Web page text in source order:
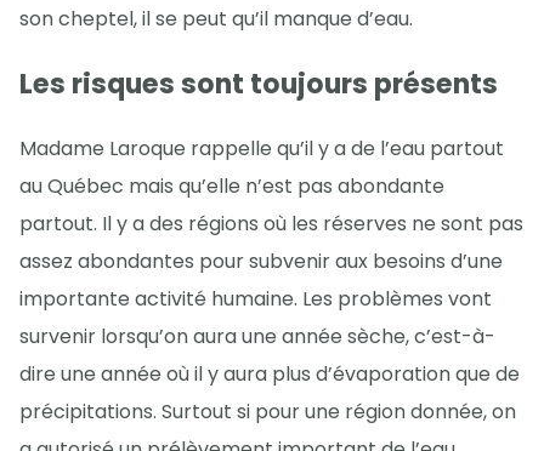
son cheptel, il se peut qu’il manque d’eau.
Les risques sont toujours présents
Madame Laroque rappelle qu’il y a de l’eau partout
au Québec mais qu’elle n’est pas abondante
partout. Il y a des régions où les réserves ne sont pas
assez abondantes pour subvenir aux besoins d’une
importante activité humaine. Les problèmes vont
survenir lorsqu’on aura une année sèche, c’est-à-
dire une année où il y aura plus d’évaporation que de
précipitations. Surtout si pour une région donnée, on